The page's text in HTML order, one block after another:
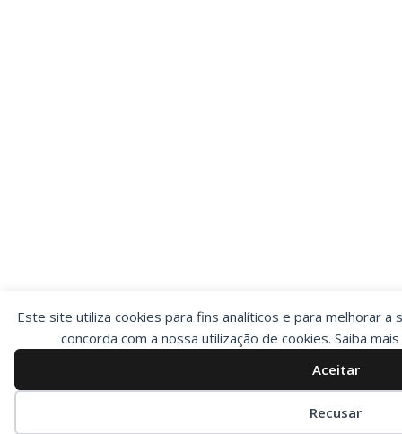
Este site utiliza cookies para fins analíticos e para melhorar a
concorda com a nossa utilização de cookies. Saiba
Aceitar
Recusar